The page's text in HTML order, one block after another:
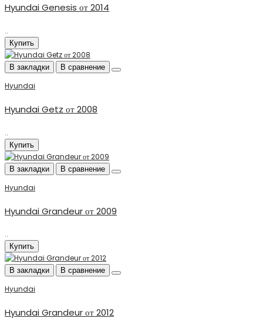
Hyundai Genesis от 2014
..
Купить
В закладки В сравнение
Hyundai
Hyundai Getz от 2008
..
Купить
В закладки В сравнение
Hyundai
Hyundai Grandeur от 2009
..
Купить
В закладки В сравнение
Hyundai
Hyundai Grandeur от 2012